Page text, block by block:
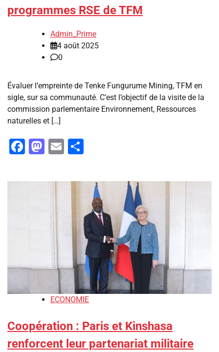
programmes RSE de TFM
Admin_Prime
4 août 2025
0
‎Évaluer l’empreinte de Tenke Fungurume Mining, TFM en
sigle, sur sa communauté. C’est l’objectif de la visite de la
commission parlementaire Environnement, Ressources
naturelles et […]
Facebook
Mastodon
Email
ECONOMIE
Coopération : Paris et Kinshasa
renforcent leur partenariat militaire